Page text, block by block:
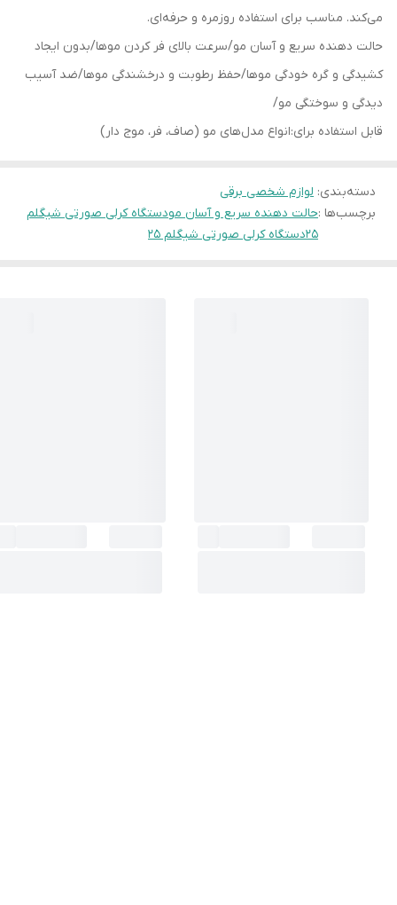
می‌کند. مناسب برای استفاده روزمره و حرفه‌ای.
حالت دهنده سریع و آسان مو/سرعت بالای فر کردن موها/بدون ایجاد
کشیدگی و گره خودگی موها/حفظ رطوبت و درخشندگی موها/ضد آسیب
دیدگی و سوختگی مو/
قابل استفاده برای:انواع مدل‌های مو (صاف، فر، موج دار)
دسته‌بندی: لوازم شخصی برقی
برچسب‌ها :حالت دهنده سریع و آسان مودستگاه کرلی صورتی شیگلم
25دستگاه کرلی صورتی شیگلم ۲۵